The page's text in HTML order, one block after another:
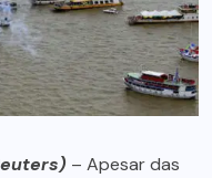
– Apesar das